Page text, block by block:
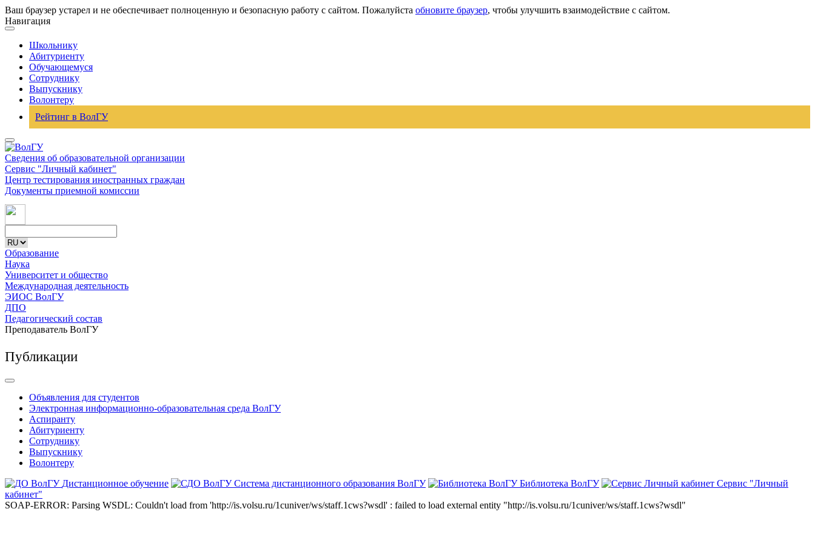
Ваш браузер устарел и не обеспечивает полноценную и безопасную работу с сайтом. Пожалуйста обновите браузер, чтобы улучшить взаимодействие с сайтом.
Навигация
Школьнику
Абитуриенту
Обучающемуся
Сотруднику
Выпускнику
Волонтеру
Рейтинг в ВолГУ
Сведения об образовательной организации
Сервис "Личный кабинет"
Центр тестирования иностранных граждан
Документы приемной комиссии
Образование
Наука
Университет и общество
Международная деятельность
ЭИОС ВолГУ
ДПО
Педагогический состав
Преподаватель ВолГУ
Публикации
Объявления для студентов
Электронная информационно-образовательная среда ВолГУ
Аспиранту
Абитуриенту
Сотруднику
Выпускнику
Волонтеру
Дистанционное обучение
Система дистанционного образования ВолГУ Библиотека ВолГУ
Сервис "Личный
кабинет"
SOAP-ERROR: Parsing WSDL: Couldn't load from 'http://is.volsu.ru/1cuniver/ws/staff.1cws?wsdl' : failed to load external entity "http://is.volsu.ru/1cuniver/ws/staff.1cws?wsdl"